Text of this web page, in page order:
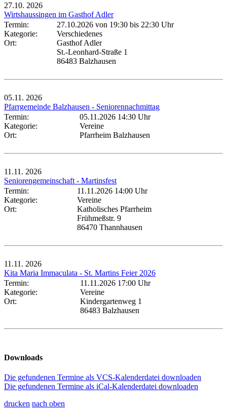
27.10. 2026
Wirtshaussingen im Gasthof Adler
Termin:
27.10.2026 von 19:30 bis 22:30 Uhr
Kategorie:
Verschiedenes
Ort:
Gasthof Adler
St.-Leonhard-Straße 1
86483 Balzhausen
05.11. 2026
Pfarrgemeinde Balzhausen - Seniorennachmittag
Termin:
05.11.2026 14:30 Uhr
Kategorie:
Vereine
Ort:
Pfarrheim Balzhausen
11.11. 2026
Seniorengemeinschaft - Martinsfest
Termin:
11.11.2026 14:00 Uhr
Kategorie:
Vereine
Ort:
Katholisches Pfarrheim
Frühmeßstr. 9
86470 Thannhausen
11.11. 2026
Kita Maria Immaculata - St. Martins Feier 2026
Termin:
11.11.2026 17:00 Uhr
Kategorie:
Vereine
Ort:
Kindergartenweg 1
86483 Balzhausen
Downloads
Die gefundenen Termine als VCS-Kalenderdatei downloaden
Die gefundenen Termine als iCal-Kalenderdatei downloaden
drucken nach oben